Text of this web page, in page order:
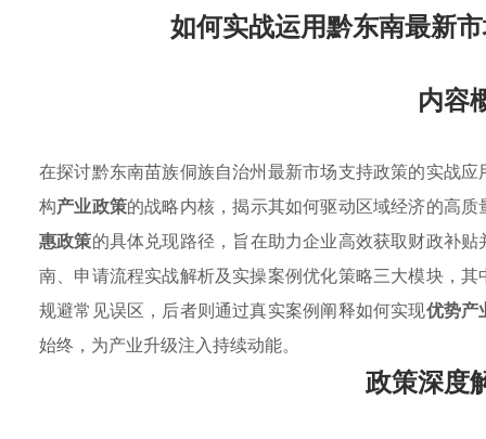
如何实战运用黔东南最新
内容
在探讨黔东南苗族侗族自治州最新市场支持政策的实战
构产业政策的战略内核，揭示其如何驱动区域经济的高
惠政策的具体兑现路径，旨在助力企业高效获取财政补
南、申请流程实战解析及实操案例优化策略三大模块，
规避常见误区，后者则通过真实案例阐释如何实现优势产
始终，为产业升级注入持续动能。
政策深度